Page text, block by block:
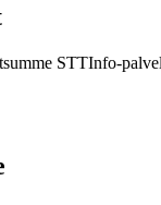
STTInfo-